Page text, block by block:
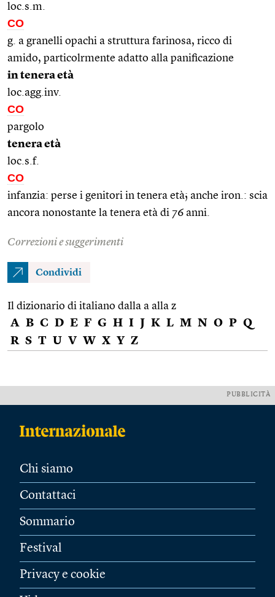
loc.s.m.
CO
g. a granelli opachi a struttura farinosa, ricco di
amido, particolrmente adatto alla panificazione
in tenera età
loc.agg.inv.
CO
pargolo
tenera età
loc.s.f.
CO
infanzia: perse i genitori in tenera età; anche iron.: scia
ancora nonostante la tenera età di 76 anni.
Correzioni e suggerimenti
Condividi
Il dizionario di italiano dalla a alla z
A B C D E F G H I J K L M N O P Q
R S T U V W X Y Z
PUBBLICITÀ
Chi siamo
Contattaci
Sommario
Festival
Privacy e cookie